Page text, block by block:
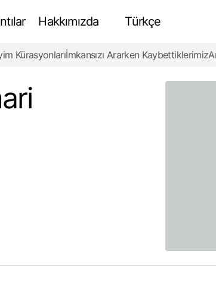
Hakkımızda Türkçe
Kentsel Yoğunluğun Mimari Tasarımdaki Rolü
Kürasyonlarıİmkansızı Ararken Kaybettiklerimiz